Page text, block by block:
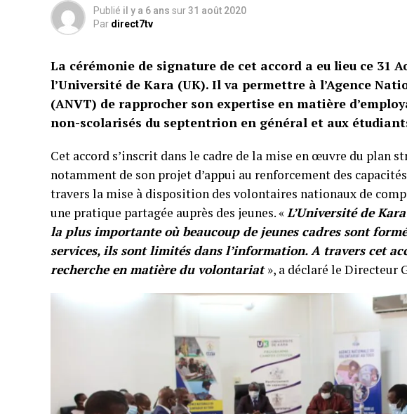
Publié il y a 6 ans sur31 août 2020
Par direct7tv
La cérémonie de signature de cet accord a eu lieu ce 31
l’Université de Kara (UK). Il va permettre à l’Agence
(ANVT) de rapprocher son expertise en matière
non-scolarisés du septentrion en général et aux
Cet accord s’inscrit dans le cadre de la mise en œuvre du plan
notamment de son projet d’appui au renforcement des
travers la mise à disposition des volontaires nationaux de
une pratique partagée auprès des jeunes. «L’Université de
la plus importante où beaucoup de jeunes cadres sont
services, ils sont limités dans l’information. A travers cet
recherche en matière du volontariat», a déclaré le Directeur